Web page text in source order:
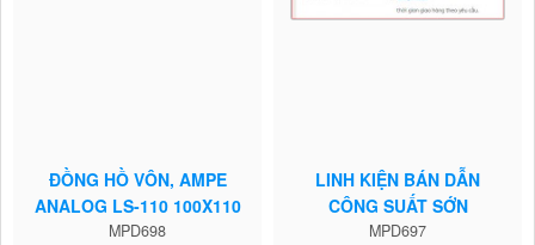
ĐỒNG HỒ VÔN, AMPE
ANALOG LS-110 100X110
MPD698
LINH KIỆN BÁN DẪN
CÔNG SUẤT SỚN
SEMIKRON
MPD697